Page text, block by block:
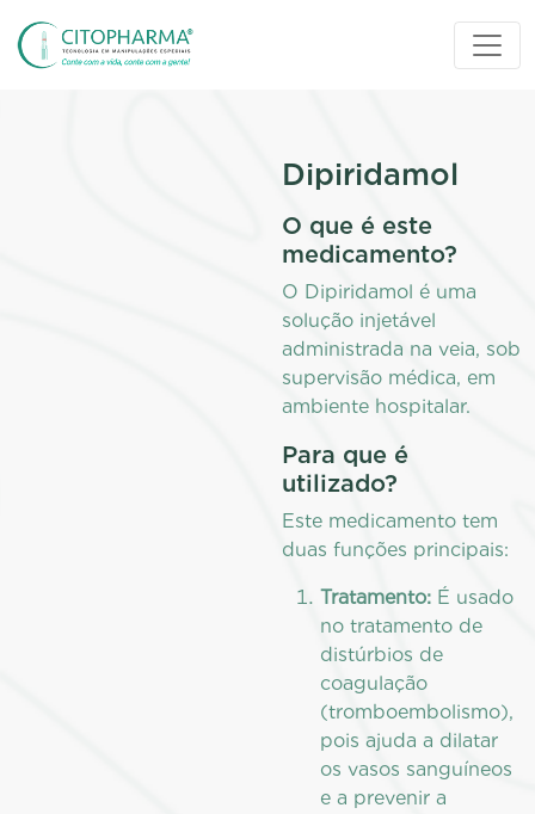
Dipiridamol
O que é este
medicamento?
O Dipiridamol é uma
solução injetável
administrada na veia, sob
supervisão médica, em
ambiente hospitalar.
Para que é
utilizado?
Este medicamento tem
duas funções principais:
Tratamento: É usado
no tratamento de
distúrbios de
coagulação
(tromboembolismo),
pois ajuda a dilatar
os vasos sanguíneos
e a prevenir a